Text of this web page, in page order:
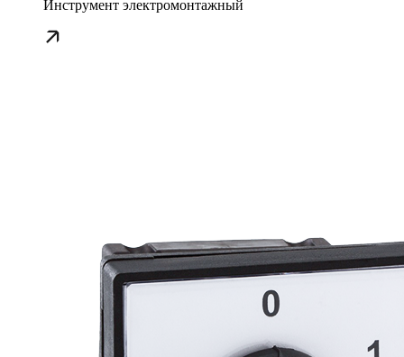
Инструмент электромонтажный